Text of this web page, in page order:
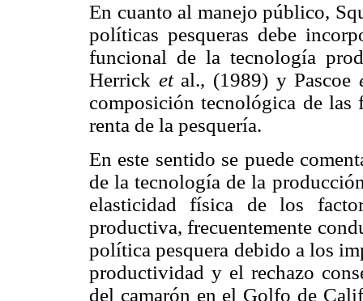
En cuanto al manejo público,
políticas pesqueras debe
funcional de la tecnología
Herrick et al., (1989) y Pascoe
composición tecnológica de
renta de la pesquería.
En este sentido se puede
de la tecnología de la
elasticidad física de los
productiva, frecuentemente
política pesquera debido a los
productividad y el rechazo
del camarón en el Golfo de